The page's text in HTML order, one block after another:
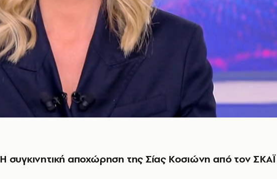
Η συγκινητική αποχώρηση της Σίας Κοσιώνη από τον ΣΚΑΪ